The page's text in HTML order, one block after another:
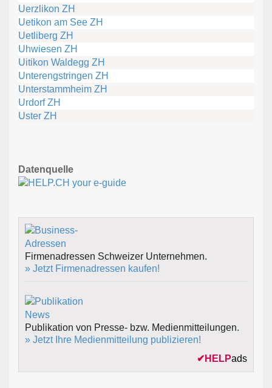
Uerzlikon ZH
Uetikon am See ZH
Uetliberg ZH
Uhwiesen ZH
Uitikon Waldegg ZH
Unterengstringen ZH
Unterstammheim ZH
Urdorf ZH
Uster ZH
Datenquelle
Firmenadressen Schweizer Unternehmen.
» Jetzt Firmenadressen kaufen!
Publikation von Presse- bzw. Medienmitteilungen.
» Jetzt Ihre Medienmitteilung publizieren!
✔ HELPads